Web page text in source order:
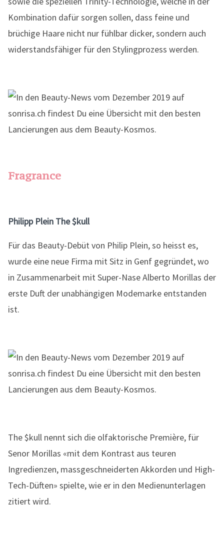
Kombination dafür sorgen sollen, dass feine und
brüchige Haare nicht nur fühlbar dicker, sondern auch
widerstandsfähiger für den Stylingprozess werden.
Fragrance
Philipp Plein The $kull
Für das Beauty-Debüt von Philip Plein, so heisst es,
wurde eine neue Firma mit Sitz in Genf gegründet, wo
in Zusammenarbeit mit Super-Nase Alberto Morillas der
erste Duft der unabhängigen Modemarke entstanden
ist.
The $kull nennt sich die olfaktorische Première, für
Senor Morillas «mit dem Kontrast aus teuren
Ingredienzen, massgeschneiderten Akkorden und High-
Tech-Düften» spielte, wie er in den Medienunterlagen
zitiert wird.